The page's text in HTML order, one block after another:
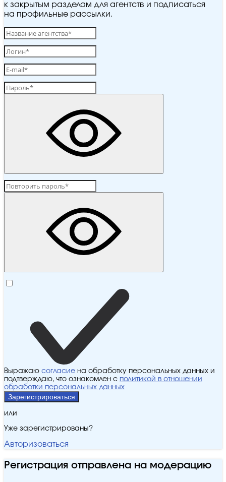
к закрытым разделам для агентств и подписаться
на профильные рассылки.
Выражаю согласие на обработку персональных данных и
подтверждаю, что ознакомлен с политикой в отношении
обработки персональных данных
Зарегистрироваться
или
Уже зарегистрированы?
Авторизоваться
Регистрация отправлена на модерацию